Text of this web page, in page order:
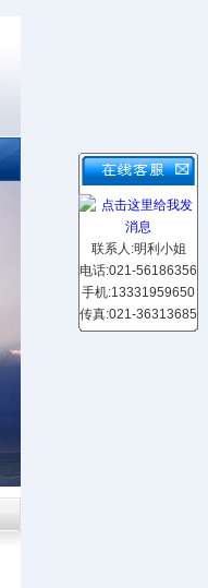
联系人:明利小姐
电话:021-56186356
手机:13331959650
传真:021-36313685